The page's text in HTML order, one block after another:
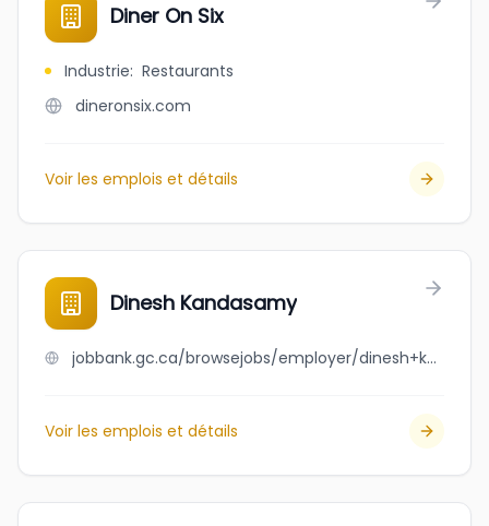
Diner On Six
Industrie: Restaurants
dineronsix.com
Voir les emplois et détails
Dinesh Kandasamy
jobbank.gc.ca/browsejobs/employer/dinesh+kandasamy/ca
Voir les emplois et détails